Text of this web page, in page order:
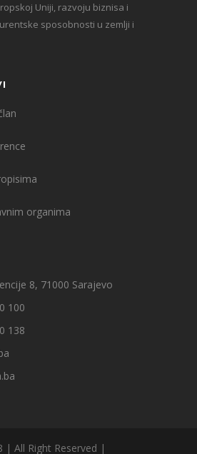
Uniji, razvoju biznisa i
sposobnosti u zemlji i
organima
8, 71000 Sarajevo
100
138
| All Right Reserved |